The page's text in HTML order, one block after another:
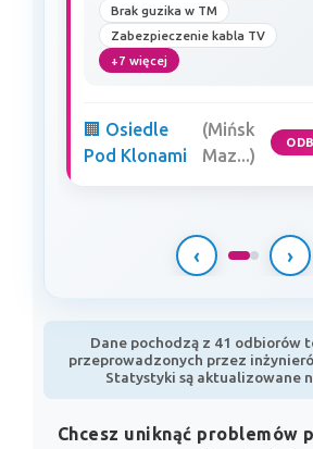
Brak guzika w TM
Zabezpieczenie kabla TV
+7 więcej
🏢 Osiedle
Pod Klonami
(Mińsk
Maz...)
‹ ›
Dane pochodzą z 41 odbiorów
przeprowadzonych przez
Statystyki są aktualizowane
Chcesz uniknąć problemów